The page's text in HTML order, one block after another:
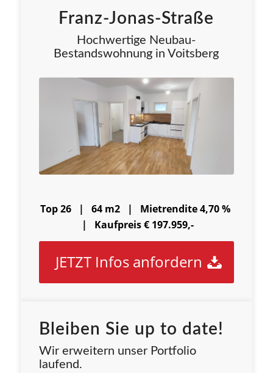
Franz-Jonas-Straße
Hochwertige Neubau-
Bestandswohnung in Voitsberg
Top 26 | 64 m2 | Mietrendite 4,70 %
| Kaufpreis € 197.959,-
JETZT Infos anfordern
Bleiben Sie up to date!
Wir erweitern unser Portfolio
laufend.